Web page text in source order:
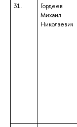
31.
Гордеев
Михаил
Николаевич